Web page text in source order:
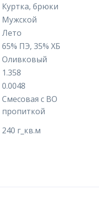
Куртка, брюки
Мужской
Лето
65% ПЭ, 35% ХБ
Оливковый
1.358
0.0048
Смесовая с ВО
пропиткой
240 г_кв.м